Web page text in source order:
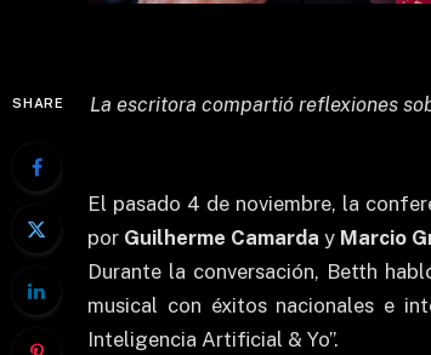
SHARE
La escritora compartió reflexiones
El pasado 4 de noviembre, la
por Guilherme Camarda y Marcio
Durante la conversación, Betth
musical con éxitos nacionales e
Inteligencia Artificial & Yo”.